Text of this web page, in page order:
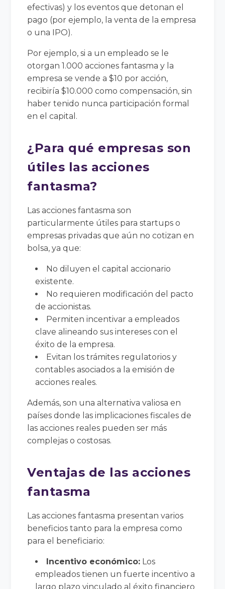
efectivas) y los eventos que detonan el
pago (por ejemplo, la venta de la empresa
o una IPO).
Por ejemplo, si a un empleado se le
otorgan 1.000 acciones fantasma y la
empresa se vende a $10 por acción,
recibiría $10.000 como compensación, sin
haber tenido nunca participación formal
en el capital.
¿Para qué empresas son
útiles las acciones
fantasma?
Las acciones fantasma son
particularmente útiles para startups o
empresas privadas que aún no cotizan en
bolsa, ya que:
No diluyen el capital accionario
existente.
No requieren modificación del pacto
de accionistas.
Permiten incentivar a empleados
clave alineando sus intereses con el
éxito de la empresa.
Evitan los trámites regulatorios y
contables asociados a la emisión de
acciones reales.
Además, son una alternativa valiosa en
países donde las implicaciones fiscales de
las acciones reales pueden ser más
complejas o costosas.
Ventajas de las acciones
fantasma
Las acciones fantasma presentan varios
beneficios tanto para la empresa como
para el beneficiario:
Incentivo económico: Los
empleados tienen un fuerte incentivo a
largo plazo vinculado al éxito financiero